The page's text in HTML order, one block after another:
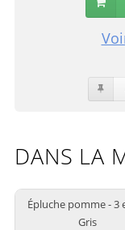
DANS LA
Épluche pomme - 3
Gris